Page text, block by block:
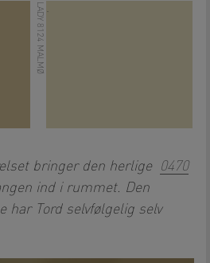
LADY 8124 MALMØ .
bringer den herlige
0470
ind i rummet. Den
har Tord selvfølgelig selv